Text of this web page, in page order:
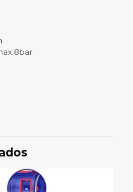
24LT 2HP,
no será publicada.